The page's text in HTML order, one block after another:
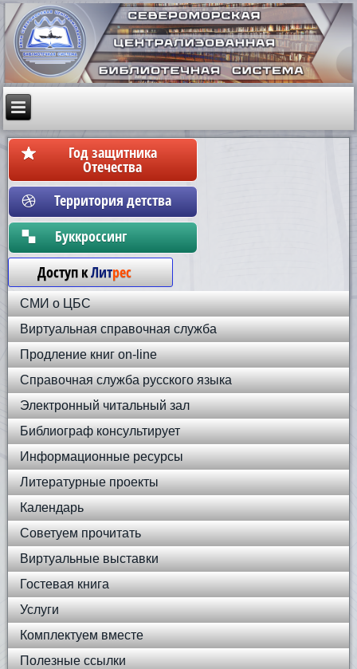
Год защитника
Отечества
Территория детства
Бyккpoccинг
Доступ кЛитрес
СМИ о ЦБС
Виртуальная справочная служба
Продление книг on-line
Справочная служба русского языка
Электронный читальный зал
Библиограф консультирует
Информационные ресурсы
Литературные проекты
Календарь
Советуем прочитать
Виртуальные выставки
Гостевая книга
Услуги
Комплектуем вместе
Полезные ссылки